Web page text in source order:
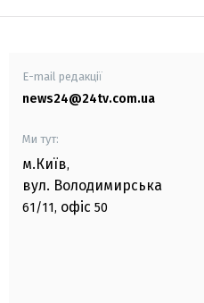
E-mail редакції
news24@24tv.com.ua
Ми тут:
м.Київ,
вул. Володимирська
61/11, офіс 50